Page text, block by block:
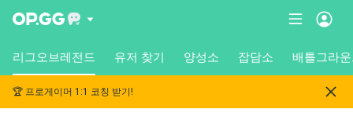
리그오브레전드 유저 찾기 양성소 잡담소 배틀그라
🏆 프로게이머 1:1 코칭 받기!